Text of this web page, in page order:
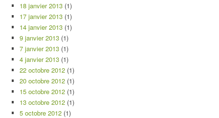
18 janvier 2013 (1)
17 janvier 2013 (1)
14 janvier 2013 (1)
9 janvier 2013 (1)
7 janvier 2013 (1)
4 janvier 2013 (1)
22 octobre 2012 (1)
20 octobre 2012 (1)
15 octobre 2012 (1)
13 octobre 2012 (1)
5 octobre 2012 (1)